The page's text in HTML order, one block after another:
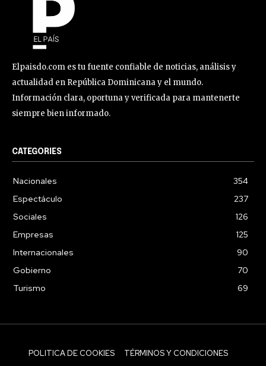
Elpaisdo.com es tu fuente confiable de noticias, análisis y
actualidad en República Dominicana y el mundo.
Información clara, oportuna y verificada para mantenerte
siempre bien informado.
CATEGORIES
Nacionales
354
Espectáculo
237
Sociales
126
Empresas
125
Internacionales
90
Gobierno
70
Turismo
69
POLITICA DE COOKIES
TÉRMINOS Y CONDICIONES